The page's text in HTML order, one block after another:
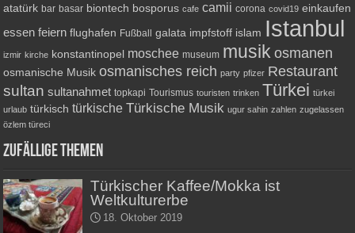
atatürk bar basar biontech bosporus cafe camii corona covid19 einkaufen
essen feiern flughafen Fußball galata impfstoff islam Istanbul
izmir kirche konstantinopel moschee museum musik osmanen
osmanische Musik osmanisches reich party pfizer Restaurant
sultan sultanahmet topkapi Tourismus touristen trinken Türkei türkei
urlaub türkisch türkische Türkische Musik ugur sahin zahlen zugelassen
özlem türeci
Zufällige Themen
Türkischer Kaffee/Mokka ist
Weltkulturerbe
18. Oktober 2019